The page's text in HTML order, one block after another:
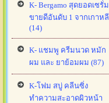
K- Bergamo สุดยอดเซรั่ม
ขายดีอันดับ 1 จากเกาหลี
(14)
K- แชมพู ครีมนวด หมัก
ผม และ ยาย้อมผม (87)
K-โฟม สบู่ คลีนซิ่ง
ทำความสะอาดผิวหน้า